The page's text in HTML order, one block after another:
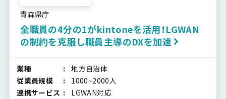
青森県庁
全職員の4分の1がkintoneを活用！LGWAN
の制約を克服し職員主導のDXを加速
業種
地方自治体
従業員規模
1000~2000人
連携サービス
LGWAN対応